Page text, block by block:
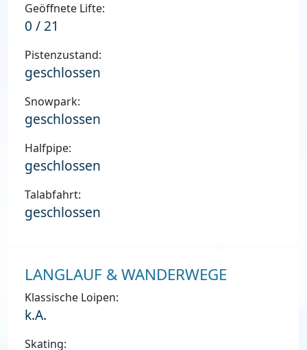
Geöffnete Lifte:
0 / 21
Pistenzustand:
geschlossen
Snowpark:
geschlossen
Halfpipe:
geschlossen
Talabfahrt:
geschlossen
LANGLAUF & WANDERWEGE
Klassische Loipen:
k.A.
Skating: